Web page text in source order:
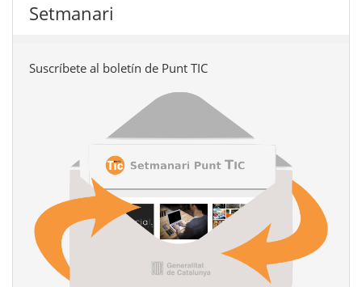
Setmanari
Suscríbete al boletín de Punt TIC